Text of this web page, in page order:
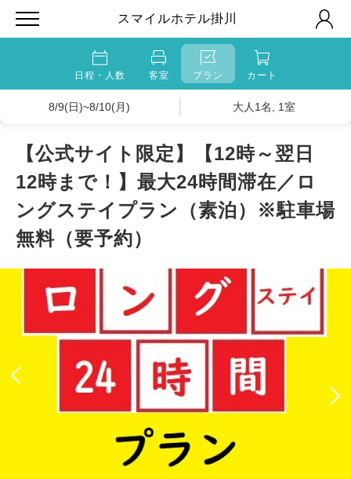
スマイルホテル掛川
日程・人数 客室 プラン カート
8/9(日)~8/10(月) 大人1名, 1室
【公式サイト限定】【12時～翌日
12時まで！】最大24時間滞在／ロ
ングステイプラン（素泊）※駐車場
無料（要予約）